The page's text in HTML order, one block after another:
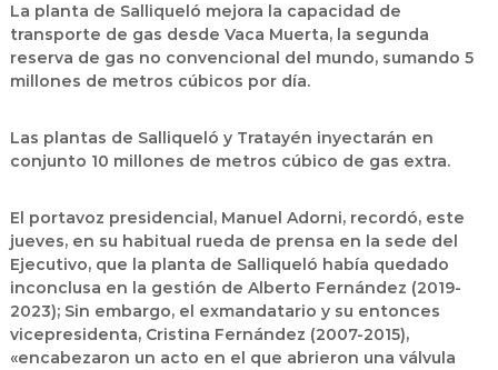
La planta de Salliqueló mejora la capacidad de
transporte de gas desde Vaca Muerta, la segunda
reserva de gas no convencional del mundo, sumando 5
millones de metros cúbicos por día.
Las plantas de Salliqueló y Tratayén inyectarán en
conjunto 10 millones de metros cúbico de gas extra.
El portavoz presidencial, Manuel Adorni, recordó, este
jueves, en su habitual rueda de prensa en la sede del
Ejecutivo, que la planta de Salliqueló había quedado
inconclusa en la gestión de Alberto Fernández (2019-
2023); Sin embargo, el exmandatario y su entonces
vicepresidenta, Cristina Fernández (2007-2015),
«encabezaron un acto en el que abrieron una válvula